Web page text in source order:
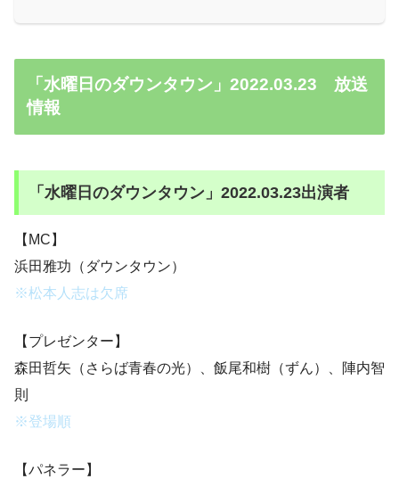
「水曜日のダウンタウン」2022.03.23 放送
情報
「水曜日のダウンタウン」2022.03.23出演者
【MC】
浜田雅功（ダウンタウン）
※松本人志は欠席
【プレゼンター】
森田哲矢（さらば青春の光）、飯尾和樹（ずん）、陣内智
則
※登場順
【パネラー】